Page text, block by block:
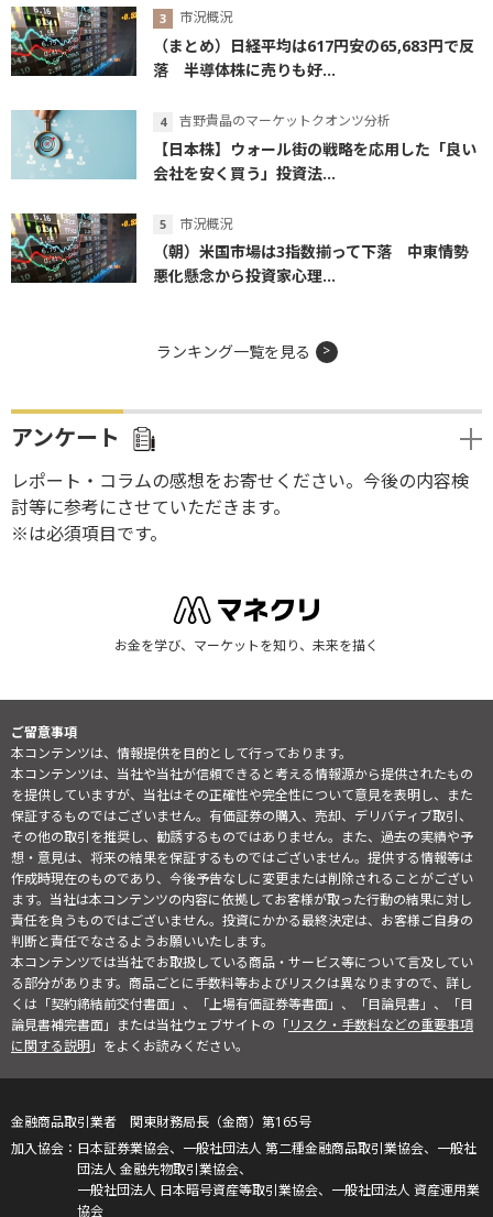
市況概況
（まとめ）日経平均は617円安の65,683円で反
落 半導体株に売りも好...
吉野貴晶のマーケットクオンツ分析
【日本株】ウォール街の戦略を応用した「良い
会社を安く買う」投資法...
市況概況
（朝）米国市場は3指数揃って下落 中東情勢
悪化懸念から投資家心理...
ランキング一覧を見る
アンケート
レポート・コラムの感想をお寄せください。今後の内容検
討等に参考にさせていただきます。
※は必須項目です。
お金を学び、マーケットを知り、未来を描く
ご留意事項
本コンテンツは、情報提供を目的として行っております。
本コンテンツは、当社や当社が信頼できると考える情報源から提供されたもの
を提供していますが、当社はその正確性や完全性について意見を表明し、また
保証するものではございません。有価証券の購入、売却、デリバティブ取引、
その他の取引を推奨し、勧誘するものではありません。また、過去の実績や予
想・意見は、将来の結果を保証するものではございません。提供する情報等は
作成時現在のものであり、今後予告なしに変更または削除されることがござい
ます。当社は本コンテンツの内容に依拠してお客様が取った行動の結果に対し
責任を負うものではございません。投資にかかる最終決定は、お客様ご自身の
判断と責任でなさるようお願いいたします。
本コンテンツでは当社でお取扱している商品・サービス等について言及してい
る部分があります。商品ごとに手数料等およびリスクは異なりますので、詳し
くは「契約締結前交付書面」、「上場有価証券等書面」、「目論見書」、「目
論見書補完書面」または当社ウェブサイトの「リスク・手数料などの重要事項
に関する説明」をよくお読みください。
金融商品取引業者 関東財務局長（金商）第165号
日本証券業協会、一般社団法人 第二種金融商品取引業協会、一般社
団法人 金融先物取引業協会、
一般社団法人 日本暗号資産等取引業協会、一般社団法人 資産運用業
協会